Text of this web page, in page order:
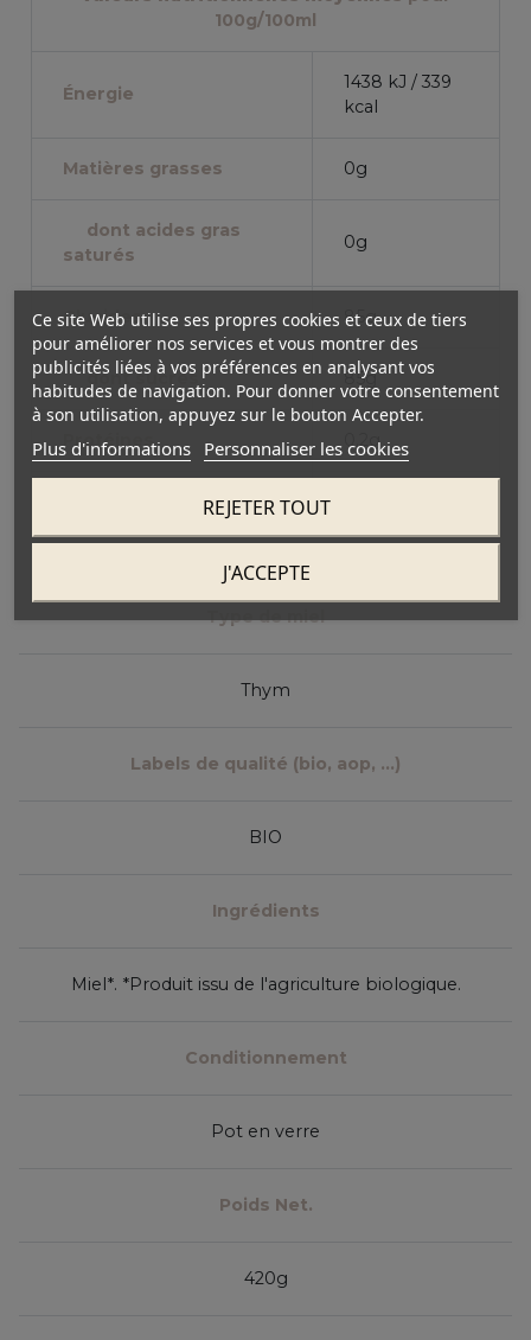
100g/100ml
Énergie
1438 kJ / 339
kcal
Matières grasses 0g
dont acides gras
saturés
0g
Glucides 85g
dont sucres 85g
Protéines 0.2g
Type de miel
Thym
Labels de qualité (bio, aop, ...)
BIO
Ingrédients
Miel*. *Produit issu de l'agriculture biologique.
Conditionnement
Pot en verre
Poids Net.
420g
Ce site Web utilise ses propres cookies et ceux de tiers
pour améliorer nos services et vous montrer des
publicités liées à vos préférences en analysant vos
habitudes de navigation. Pour donner votre consentement
à son utilisation, appuyez sur le bouton Accepter.
Plus d'informations Personnaliser les cookies
REJETER TOUT
J'ACCEPTE